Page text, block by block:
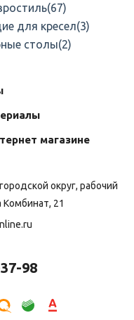
(67)
для кресел(3)
столы(2)
магазине
округ, рабочий
21
98